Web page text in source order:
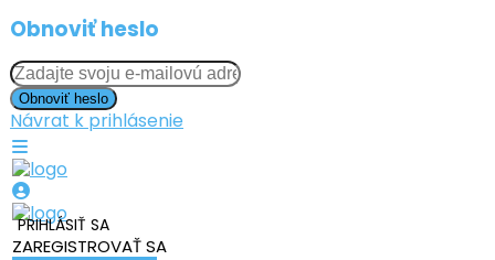
Obnoviť heslo
Obnoviť heslo
Návrat k prihlásenie
PRIHLÁSIŤ SA
ZAREGISTROVAŤ SA